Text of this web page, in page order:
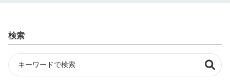
検索